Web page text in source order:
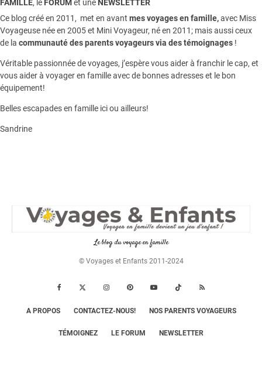
FAMILLE, le FORUMet une NEWSLETTER
Ce blog créé en 2011, met en avant mes voyages en famille,avec Miss
Voyageuse née en 2005 et Mini Voyageur, né en 2011; mais aussi ceux
de la communauté des parents voyageurs via des témoignages !
Véritable passionnée de voyages, j’espère vous aider à franchir le cap, et
vous aider à voyager en famille avec de bonnes adresses et le bon
équipement!
Belles escapades en famille ici ou ailleurs!
Sandrine
Le blog du voyage en famille
© Voyages et Enfants 2011-2024
A PROPOS CONTACTEZ-NOUS! NOS PARENTS VOYAGEURS
TÉMOIGNEZ LE FORUM NEWSLETTER